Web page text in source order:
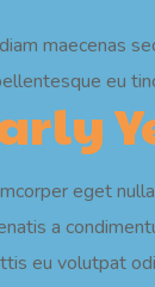
maecenas
eu
eget
a
eu volutpat